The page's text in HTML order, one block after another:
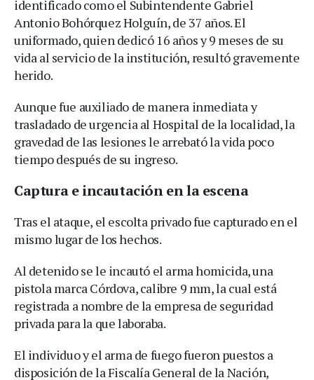
identificado como el Subintendente Gabriel
Antonio Bohórquez Holguín, de 37 años. El
uniformado, quien dedicó 16 años y 9 meses de su
vida al servicio de la institución, resultó gravemente
herido.
Aunque fue auxiliado de manera inmediata y
trasladado de urgencia al Hospital de la localidad, la
gravedad de las lesiones le arrebató la vida poco
tiempo después de su ingreso.
Captura e incautación en la escena
Tras el ataque, el escolta privado fue capturado en el
mismo lugar de los hechos.
Al detenido se le incautó el arma homicida, una
pistola marca Córdova, calibre 9 mm, la cual está
registrada a nombre de la empresa de seguridad
privada para la que laboraba.
El individuo y el arma de fuego fueron puestos a
disposición de la Fiscalía General de la Nación,